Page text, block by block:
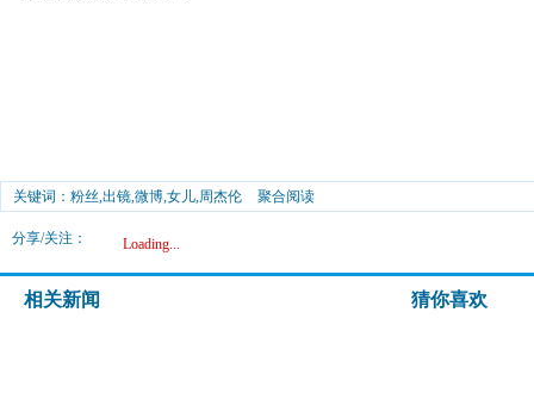
关键词：粉丝,出镜,微博,女儿,周杰伦 聚合阅读
分享/关注： Loading...
相关新闻 猜你喜欢